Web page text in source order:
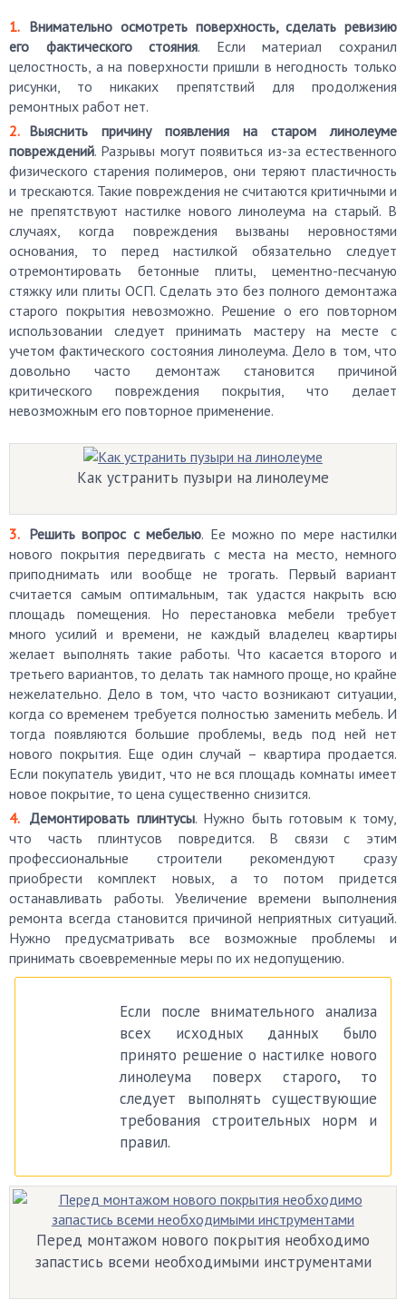
Внимательно осмотреть поверхность, сделать ревизию
его фактического стояния. Если материал сохранил
целостность, а на поверхности пришли в негодность только
рисунки, то никаких препятствий для продолжения
ремонтных работ нет.
Выяснить причину появления на старом линолеуме
повреждений. Разрывы могут появиться из-за естественного
физического старения полимеров, они теряют пластичность
и трескаются. Такие повреждения не считаются критичными и
не препятствуют настилке нового линолеума на старый. В
случаях, когда повреждения вызваны неровностями
основания, то перед настилкой обязательно следует
отремонтировать бетонные плиты, цементно-песчаную
стяжку или плиты ОСП. Сделать это без полного демонтажа
старого покрытия невозможно. Решение о его повторном
использовании следует принимать мастеру на месте с
учетом фактического состояния линолеума. Дело в том, что
довольно часто демонтаж становится причиной
критического повреждения покрытия, что делает
невозможным его повторное применение.
Как устранить пузыри на линолеуме
Решить вопрос с мебелью. Ее можно по мере настилки
нового покрытия передвигать с места на место, немного
приподнимать или вообще не трогать. Первый вариант
считается самым оптимальным, так удастся накрыть всю
площадь помещения. Но перестановка мебели требует
много усилий и времени, не каждый владелец квартиры
желает выполнять такие работы. Что касается второго и
третьего вариантов, то делать так намного проще, но крайне
нежелательно. Дело в том, что часто возникают ситуации,
когда со временем требуется полностью заменить мебель. И
тогда появляются большие проблемы, ведь под ней нет
нового покрытия. Еще один случай – квартира продается.
Если покупатель увидит, что не вся площадь комнаты имеет
новое покрытие, то цена существенно снизится.
Демонтировать плинтусы. Нужно быть готовым к тому,
что часть плинтусов повредится. В связи с этим
профессиональные строители рекомендуют сразу
приобрести комплект новых, а то потом придется
останавливать работы. Увеличение времени выполнения
ремонта всегда становится причиной неприятных ситуаций.
Нужно предусматривать все возможные проблемы и
принимать своевременные меры по их недопущению.
Если после внимательного анализа
всех исходных данных было
принято решение о настилке нового
линолеума поверх старого, то
следует выполнять существующие
требования строительных норм и
правил.
Перед монтажом нового покрытия необходимо
запастись всеми необходимыми инструментами